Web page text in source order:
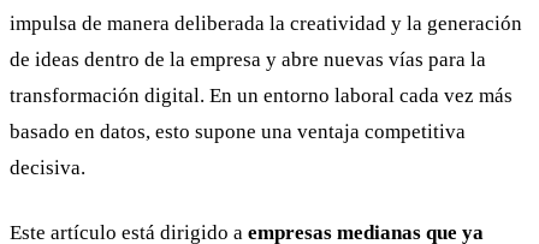
impulsa de manera deliberada la creatividad y la generación
de ideas dentro de la empresa y abre nuevas vías para la
transformación digital. En un entorno laboral cada vez más
basado en datos, esto supone una ventaja competitiva
decisiva.
Este artículo está dirigido a empresas medianas que ya